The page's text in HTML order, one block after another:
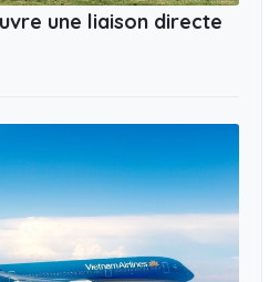
une liaison directe